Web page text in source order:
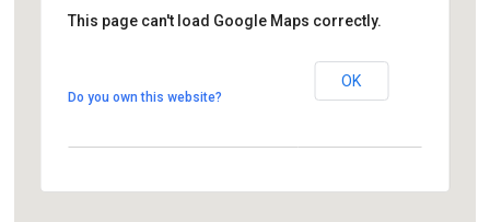
Hauptstraße 109 - Hüttenberg
This page can't load Google Maps correctly.
Do you own this website?
OK